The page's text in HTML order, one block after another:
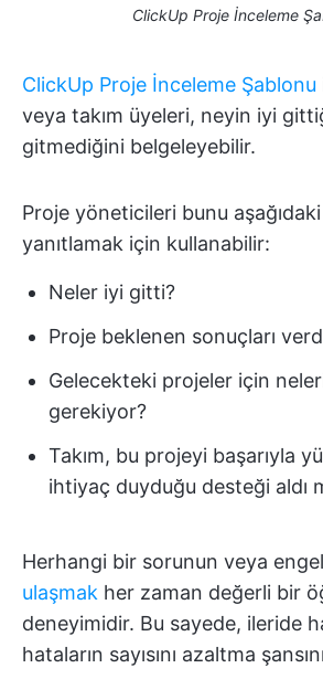
ClickUp Proje İnceleme
ClickUp Proje İnceleme Şablonu
veya takım üyeleri, neyin iyi
gitmediğini belgeleyebilir.
Proje yöneticileri bunu
yanıtlamak için kullanabilir:
Neler iyi gitti?
Proje beklenen sonuçları
Gelecekteki projeler için
gerekiyor?
Takım, bu projeyi başarıyla
ihtiyaç duyduğu desteği aldı
Herhangi bir sorunun veya
ulaşmak her zaman değerli bir
deneyimidir. Bu sayede, ileride
hataların sayısını azaltma